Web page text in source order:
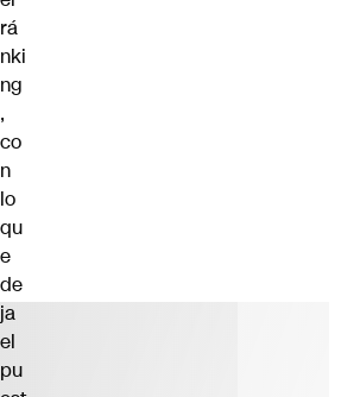
rá
nki
ng
,
co
n
lo
qu
e
de
ja
el
pu